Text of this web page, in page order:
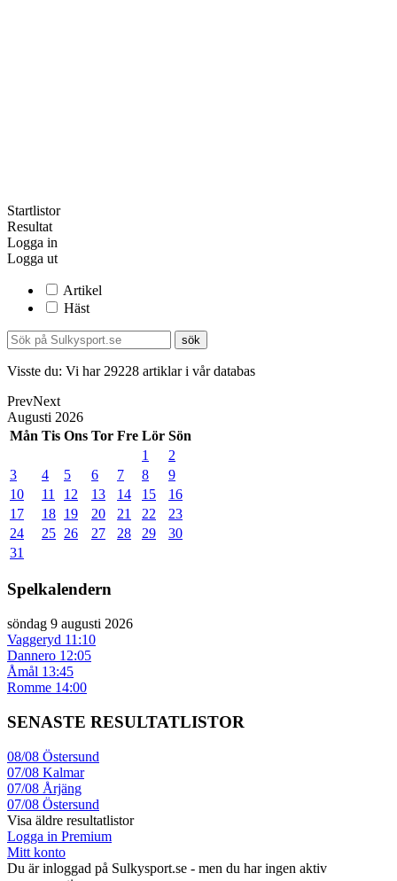
Startlistor
Resultat
Logga in
Logga ut
Artikel
Häst
Visste du: Vi har 29228 artiklar i vår databas
PrevNext
Augusti 2026
Mån Tis Ons Tor Fre Lör Sön
1
2
3
4 5 6 7 8
9
10
11 12 13 14 15
16
17
18 19 20 21 22
23
24
25 26 27 28 29
30
31
Spelkalendern
söndag 9 augusti 2026
Vaggeryd 11:10
Dannero 12:05
Åmål 13:45
Romme 14:00
SENASTE RESULTATLISTOR
08/08 Östersund
07/08 Kalmar
07/08 Årjäng
07/08 Östersund
Visa äldre resultatlistor
Logga in Premium
Mitt konto
Du är inloggad på Sulkysport.se - men du har ingen aktiv